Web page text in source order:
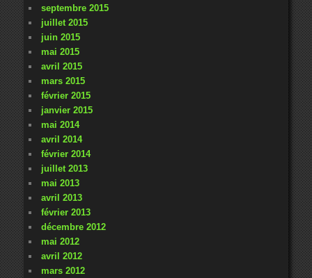
septembre 2015
juillet 2015
juin 2015
mai 2015
avril 2015
mars 2015
février 2015
janvier 2015
mai 2014
avril 2014
février 2014
juillet 2013
mai 2013
avril 2013
février 2013
décembre 2012
mai 2012
avril 2012
mars 2012